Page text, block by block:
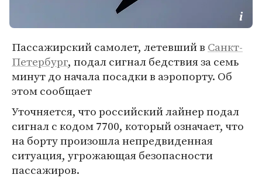
Пассажирский самолет, летевший в Санкт-
Петербург, подал сигнал бедствия за семь
минут до начала посадки в аэропорту. Об
этом сообщает
Уточняется, что российский лайнер подал
сигнал с кодом 7700, который означает, что
на борту произошла непредвиденная
ситуация, угрожающая безопасности
пассажиров.